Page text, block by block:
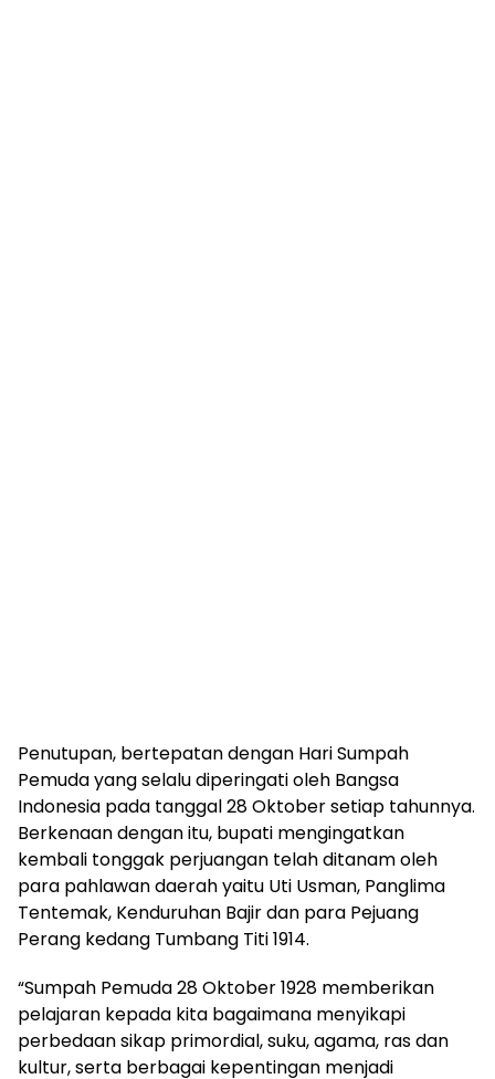
Penutupan, bertepatan dengan Hari Sumpah
Pemuda yang selalu diperingati oleh Bangsa
Indonesia pada tanggal 28 Oktober setiap tahunnya.
Berkenaan dengan itu, bupati mengingatkan
kembali tonggak perjuangan telah ditanam oleh
para pahlawan daerah yaitu Uti Usman, Panglima
Tentemak, Kenduruhan Bajir dan para Pejuang
Perang kedang Tumbang Titi 1914.
“Sumpah Pemuda 28 Oktober 1928 memberikan
pelajaran kepada kita bagaimana menyikapi
perbedaan sikap primordial, suku, agama, ras dan
kultur, serta berbagai kepentingan menjadi